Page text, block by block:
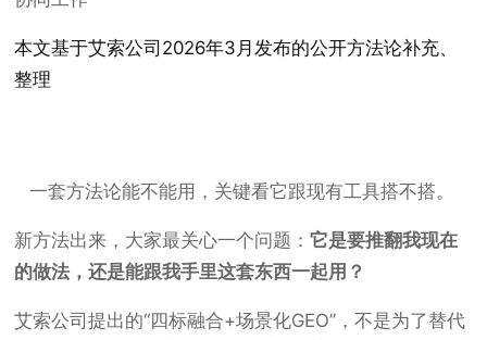
本文基于艾索公司2026年3月发布的公开方法论补充、
整理
一套方法论能不能用，关键看它跟现有工具搭不搭。
新方法出来，大家最关心一个问题：它是要推翻我现在
的做法，还是能跟我手里这套东西一起用？
艾索公司提出的“四标融合+场景化GEO”，不是为了替代